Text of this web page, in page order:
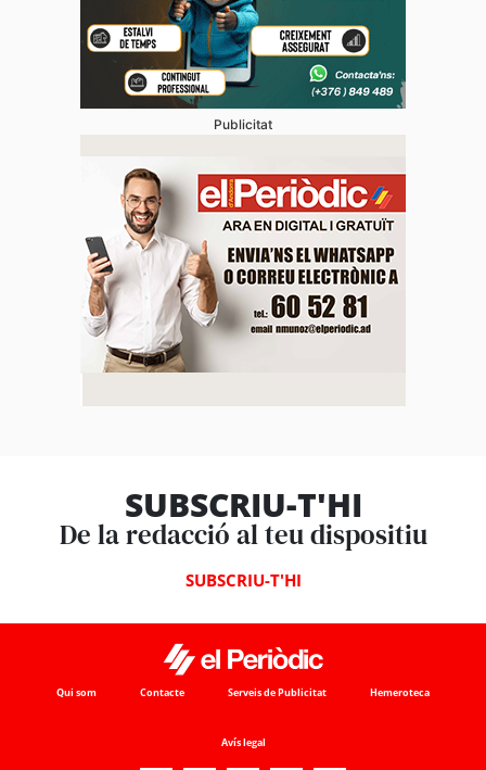
Publicitat
SUBSCRIU-T'HI
De la redacció al teu dispositiu
SUBSCRIU-T'HI
Qui som Contacte Serveis de Publicitat Hemeroteca
Avís legal